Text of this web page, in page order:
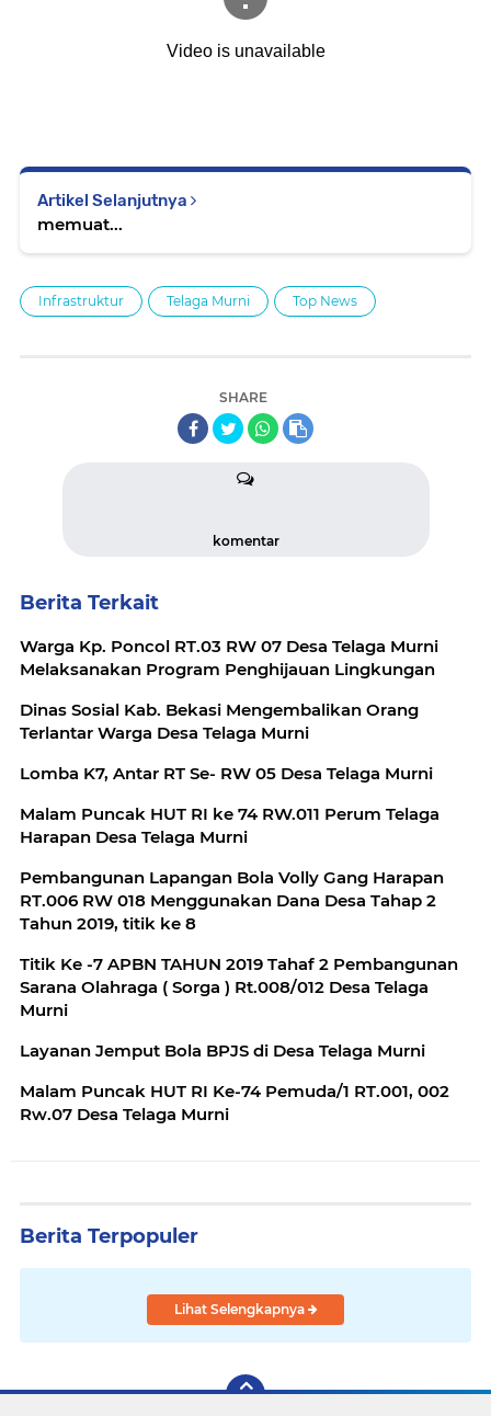
Artikel Selanjutnya
memuat...
Infrastruktur Telaga Murni Top News
SHARE
komentar
Berita Terkait
Warga Kp. Poncol RT.03 RW 07 Desa Telaga Murni
Melaksanakan Program Penghijauan Lingkungan
Dinas Sosial Kab. Bekasi Mengembalikan Orang
Terlantar Warga Desa Telaga Murni
Lomba K7, Antar RT Se- RW 05 Desa Telaga Murni
Malam Puncak HUT RI ke 74 RW.011 Perum Telaga
Harapan Desa Telaga Murni
Pembangunan Lapangan Bola Volly Gang Harapan
RT.006 RW 018 Menggunakan Dana Desa Tahap 2
Tahun 2019, titik ke 8
Titik Ke -7 APBN TAHUN 2019 Tahaf 2 Pembangunan
Sarana Olahraga ( Sorga ) Rt.008/012 Desa Telaga
Murni
Layanan Jemput Bola BPJS di Desa Telaga Murni
Malam Puncak HUT RI Ke-74 Pemuda/1 RT.001, 002
Rw.07 Desa Telaga Murni
Berita Terpopuler
Lihat Selengkapnya